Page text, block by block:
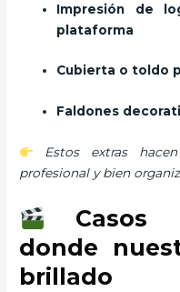
Impresión de
plataforma
Cubierta o toldo
Faldones
Estos extras
profesional y bien
Casos
donde
brillado